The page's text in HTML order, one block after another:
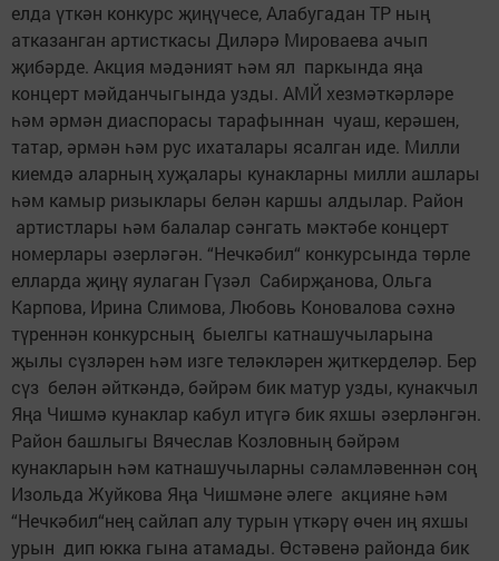
елда үткән конкурс җиңүчесе, Алабугадан ТР ның
атказанган артисткасы Диләрә Мироваева ачып
җибәрде. Акция мәдәният һәм ял паркында яңа
концерт мәйданчыгында узды. АМЙ хезмәткәрләре
һәм әрмән диаспорасы тарафыннан чуаш, керәшен,
татар, әрмән һәм рус ихаталары ясалган иде. Милли
киемдә аларның хуҗалары кунакларны милли ашлары
һәм камыр ризыклары белән каршы алдылар. Район
артистлары һәм балалар сәнгать мәктәбе концерт
номерлары әзерләгән. “Нечкәбил“ конкурсында төрле
елларда җиңү яулаган Гүзәл Сабирҗанова, Ольга
Карпова, Ирина Слимова, Любовь Коновалова сәхнә
түреннән конкурсның быелгы катнашучыларына
җылы сүзләрен һәм изге теләкләрен җиткерделәр. Бер
сүз белән әйткәндә, бәйрәм бик матур узды, кунакчыл
Яңа Чишмә кунаклар кабул итүгә бик яхшы әзерләнгән.
Район башлыгы Вячеслав Козловның бәйрәм
кунакларын һәм катнашучыларны сәламләвеннән соң
Изольда Жуйкова Яңа Чишмәне әлеге акцияне һәм
“Нечкәбил“нең сайлап алу турын үткәрү өчен иң яхшы
урын дип юкка гына атамады. Өстәвенә районда бик